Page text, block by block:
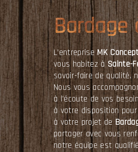
L’entrepriseMK
vous habitez à Sainte-
savoir-faire de qualité,
Nous vous
à l’écoute de vos
à votre disposition
à votre projet de
partager avec vous
notre équipe est